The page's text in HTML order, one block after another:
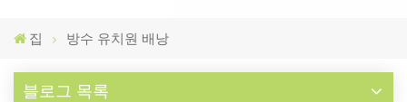
집 방수 유치원 배낭
블로그 목록